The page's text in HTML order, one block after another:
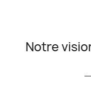
Notre